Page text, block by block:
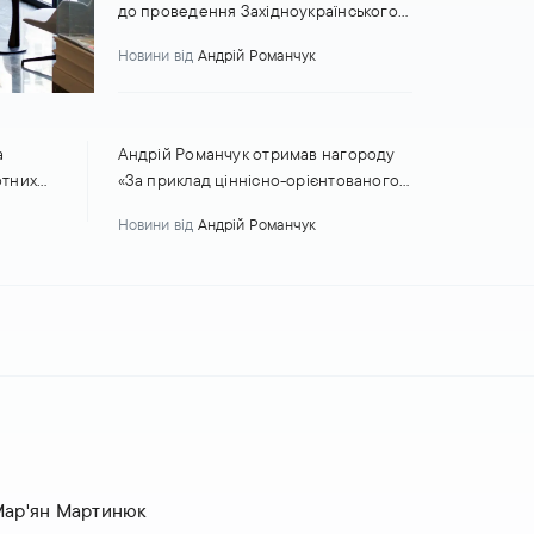
до проведення Західноукраїнського
Новини від Андрій Романчук
Андрій Романчук отримав нагороду
«За приклад ціннісно-орієнтованого
Новини від Андрій Романчук
Мартинюк